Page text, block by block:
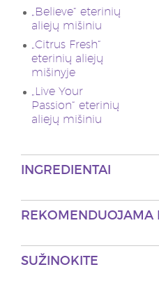
„Believe“ eterinių
aliejų mišiniu
„Citrus Fresh“
eterinių aliejų
mišinyje
„Live Your
Passion“ eterinių
aliejų mišiniu
INGREDIENTAI
REKOMENDUOJAMA
SUŽINOKITE